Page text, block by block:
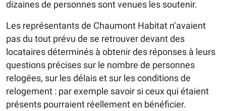
dizaines de personnes sont venues les soutenir.
Les représentants de Chaumont Habitat n’avaient
pas du tout prévu de se retrouver devant des
locataires déterminés à obtenir des réponses à leurs
questions précises sur le nombre de personnes
relogées, sur les délais et sur les conditions de
relogement : par exemple savoir si ceux qui étaient
présents pourraient réellement en bénéficier.